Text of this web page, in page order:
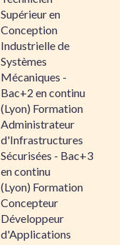
Supérieur en
Conception
Industrielle de
Systèmes
Mécaniques -
Bac+2 en continu
(Lyon) Formation
Administrateur
d'Infrastructures
Sécurisées - Bac+3
en continu
(Lyon) Formation
Concepteur
Développeur
d'Applications